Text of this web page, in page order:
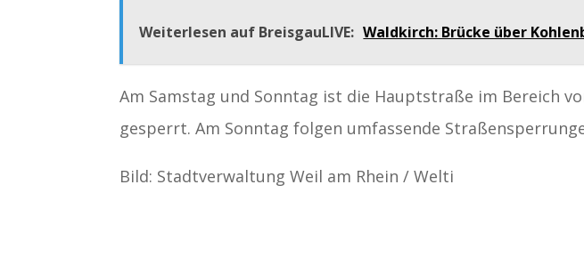
Weiterlesen auf BreisgauLIVE: Waldkirch: Brücke über
Am Samstag und Sonntag ist die Hauptstraße im Bereich
gesperrt. Am Sonntag folgen umfassende
Bild: Stadtverwaltung Weil am Rhein / Welti